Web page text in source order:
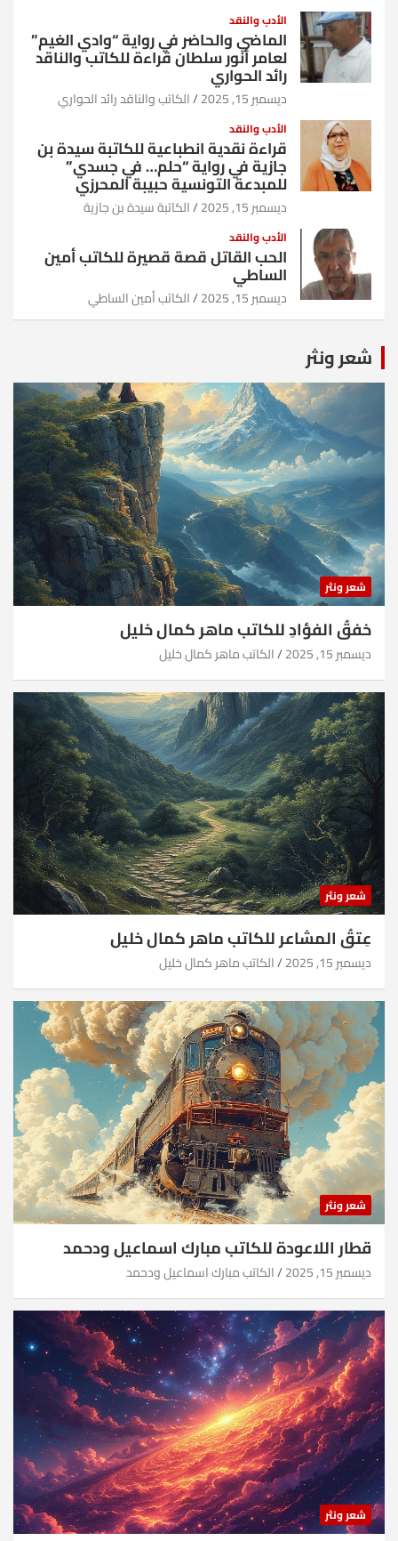
الأدب والنقد
الماضي والحاضر في رواية “وادي الغيم”
لعامر أنور سلطان قراءة للكاتب والناقد
رائد الحواري
ديسمبر 15, 2025 الكاتب والناقد رائد الحواري
الأدب والنقد
قراءة نقدية انطباعية للكاتبة سيدة بن
جازية في رواية “حلم… في جسدي”
للمبدعة التونسية حبيبة المحرزي
ديسمبر 15, 2025 الكاتبة سيدة بن جازية
الأدب والنقد
الحب القاتل قصة قصيرة للكاتب أمين
الساطي
ديسمبر 15, 2025 الكاتب أمين الساطي
شعر ونثر
شعر ونثر
خفقُ الفؤادِ للكاتب ماهر كمال خليل
ديسمبر 15, 2025 الكاتب ماهر كمال خليل
شعر ونثر
عِتقُ المشاعر للكاتب ماهر كمال خليل
ديسمبر 15, 2025 الكاتب ماهر كمال خليل
شعر ونثر
قطار اللاعودة للكاتب مبارك اسماعيل ودحمد
ديسمبر 15, 2025 الكاتب مبارك اسماعيل ودحمد
شعر ونثر